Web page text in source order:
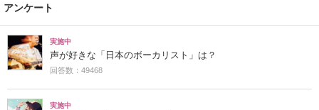
アンケート
実施中
声が好きな「日本のボーカリスト」は？
回答数：49468
実施中